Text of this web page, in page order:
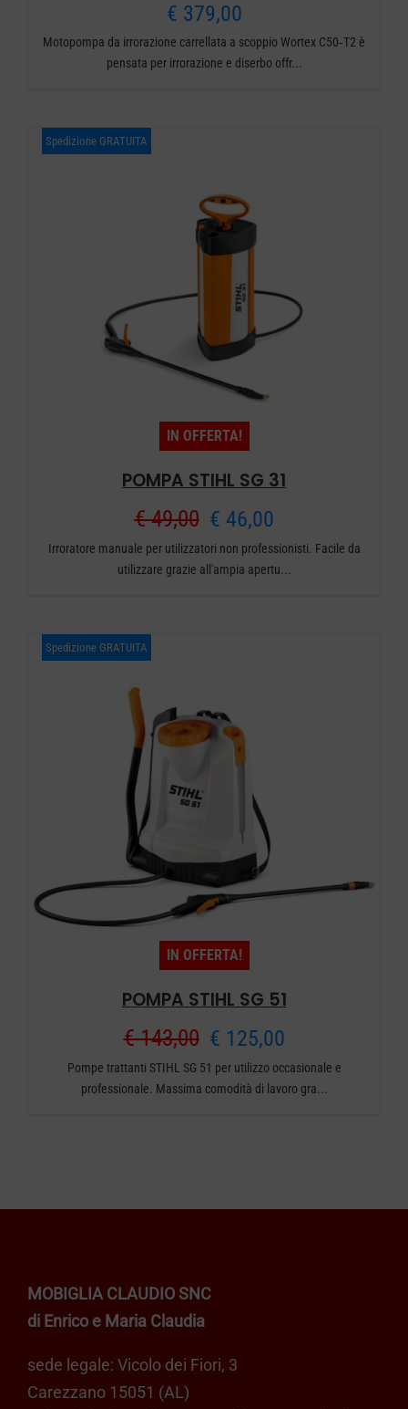
€ 379,00
Motopompa da irrorazione carrellata a scoppio Wortex C50‑T2 è
pensata per irrorazione e diserbo offr...
Spedizione GRATUITA
IN OFFERTA!
POMPA STIHL SG 31
€49,00 Il
prezzo
€ 46,00Il
prezzo
Irroratore manuale per utilizzatori non professionisti. Facile da
utilizzare grazie all'ampia apertu...
Spedizione GRATUITA
IN OFFERTA!
POMPA STIHL SG 51
€143,00 Il
prezzo
€ 125,00Il
prezzo
Pompe trattanti STIHL SG 51 per utilizzo occasionale e
professionale. Massima comodità di lavoro gra...
MOBIGLIA CLAUDIO SNC
di Enrico e Maria Claudia
sede legale: Vicolo dei Fiori, 3
Carezzano 15051 (AL)